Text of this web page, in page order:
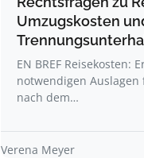
Umzugskosten
EN BREF Reisekosten:
notwendigen
nach dem…
Verena Meyer